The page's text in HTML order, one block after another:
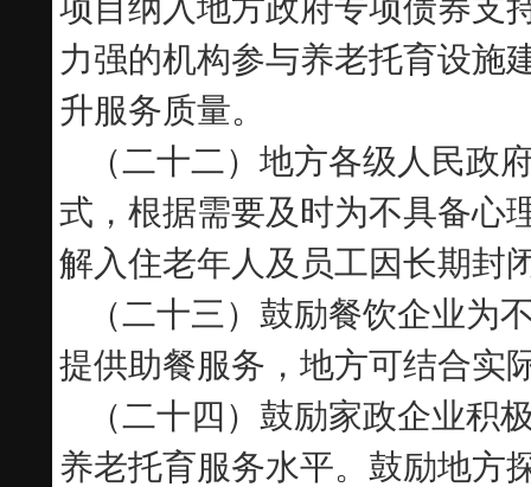
力强的机构参与养老托育设施
升服务质量。
（二十二）地方各级人民政
式，根据需要及时为不具备心
解入住老年人及员工因长期封
（二十三）鼓励餐饮企业为
提供助餐服务，地方可结合实
（二十四）鼓励家政企业积
养老托育服务水平。鼓励地方